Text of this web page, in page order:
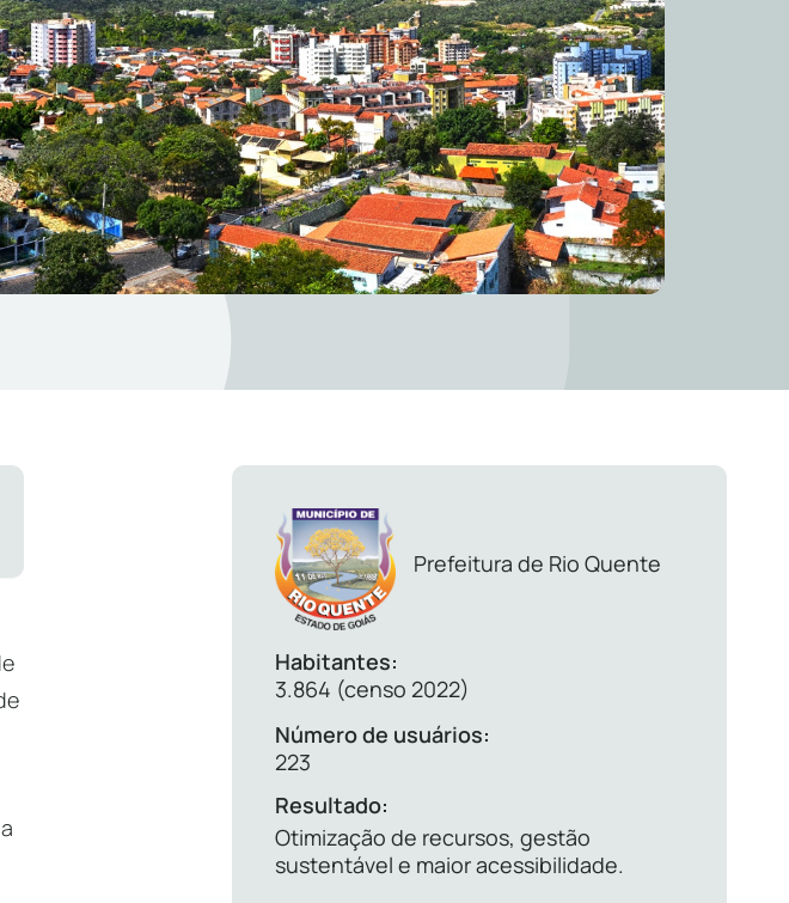
Prefeitura de Rio Quente
Habitantes:
3.864 (censo 2022)
Número de usuários:
223
Resultado:
Otimização de recursos, gestão
sustentável e maior acessibilidade.